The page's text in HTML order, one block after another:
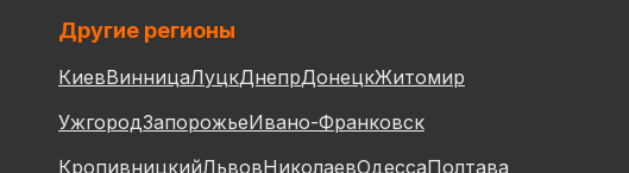
Другие регионы
КиевВинницаЛуцкДнепрДонецкЖитомир
УжгородЗапорожьеИвано-Франковск
КропивницкийЛьвовНиколаевОдессаПолтава